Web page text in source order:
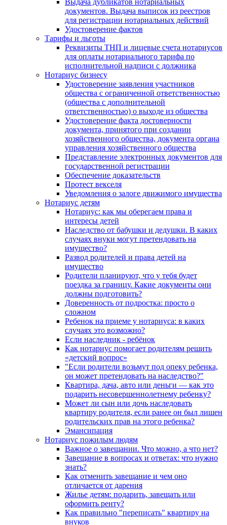
Выдача дубликатов нотариальных
документов. Выдача выписок из реестров
для регистрации нотариальных действий
Удостоверение фактов
Тарифы и льготы
Реквизиты ТНП и лицевые счета нотариусов
для оплаты нотариального тарифа по
исполнительной надписи с должника
Нотариус бизнесу
Удостоверение заявления участников
общества с ограниченной ответственностью
(общества с дополнительной
ответственностью) о выходе из общества
Удостоверение факта достоверности
документа, принятого при создании
хозяйственного общества, документа органа
управления хозяйственного общества
Представление электронных документов для
государственной регистрации
Обеспечение доказательств
Протест векселя
Уведомления о залоге движимого имущества
Нотариус детям
Нотариус: как мы оберегаем права и
интересы детей
Наследство от бабушки и дедушки. В каких
случаях внуки могут претендовать на
имущество?
Развод родителей и права детей на
имущество
Родители планируют, что у тебя будет
поездка за границу. Какие документы они
должны подготовить?
Доверенность от подростка: просто о
сложном
Ребенок на приеме у нотариуса: в каких
случаях это возможно?
Если наследник - ребёнок
Как нотариус помогает родителям решить
«детский вопрос»
"Если родители возьмут под опеку ребенка,
он может претендовать на наследство?"
Квартира, дача, авто или деньги — как это
подарить несовершеннолетнему ребенку?
Может ли сын или дочь наследовать
квартиру родителя, если ранее он был лишен
родительских прав на этого ребенка?
Эмансипация
Нотариус пожилым людям
Важное о завещании. Что можно, а что нет?
Завещание в вопросах и ответах: что нужно
знать?
Как отменить завещание и чем оно
отличается от дарения
Жилье детям: подарить, завещать или
оформить ренту?
Как правильно "переписать" квартиру на
внуков